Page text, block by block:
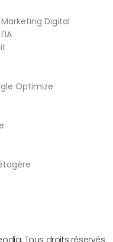
Digital
Optimize
Tous droits réservés.